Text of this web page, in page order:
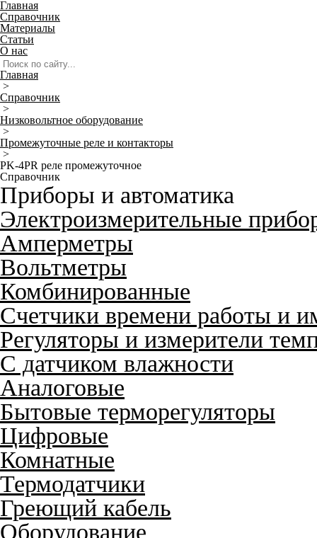
Главная
Справочник
Материалы
Статьи
О нас
Главная
>
Справочник
>
Низковольтное оборудование
>
Промежуточные реле и контакторы
>
PK-4PR реле промежуточное
Справочник
Приборы и автоматика
Электроизмерительные
Амперметры
Вольтметры
Комбинированные
Счетчики времени работы и
Регуляторы и измерители
С датчиком влажности
Аналоговые
Бытовые терморегуляторы
Цифровые
Комнатные
Термодатчики
Греющий кабель
Оборудование